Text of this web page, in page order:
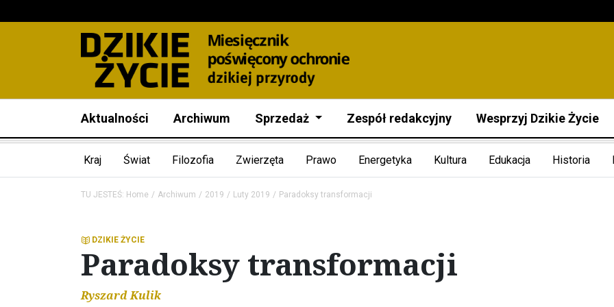
Aktualności Archiwum Sprzedaż Zespół redakcyjny Wesprzyj Dzikie Życie
Kraj Świat Filozofia Zwierzęta Prawo Energetyka Kultura Edukacja Historia
TU JESTEŚ: Home Archiwum 2019 Luty 2019 Paradoksy transformacji
DZIKIE ŻYCIE
Paradoksy transformacji
Ryszard Kulik